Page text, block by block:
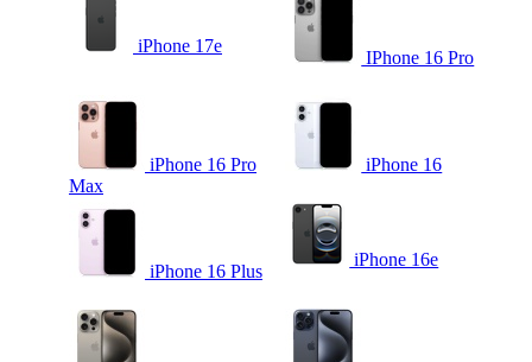
iPhone 17e
IPhone 16 Pro
iPhone 16 Pro
Max
iPhone 16
iPhone 16 Plus
iPhone 16e